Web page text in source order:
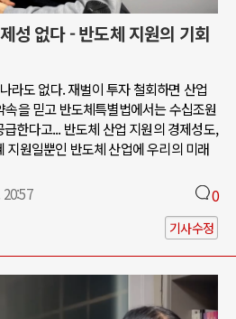
성 없다 - 반도체 지원의 기회
라도 없다. 재벌이 투자 철회하면 산업
을 믿고 반도체특별법에서는 수십조원
한다고... 반도체 산업 지원의 경제성도,
지원일뿐인 반도체 산업에 우리의 미래
20:57 0
기사수정